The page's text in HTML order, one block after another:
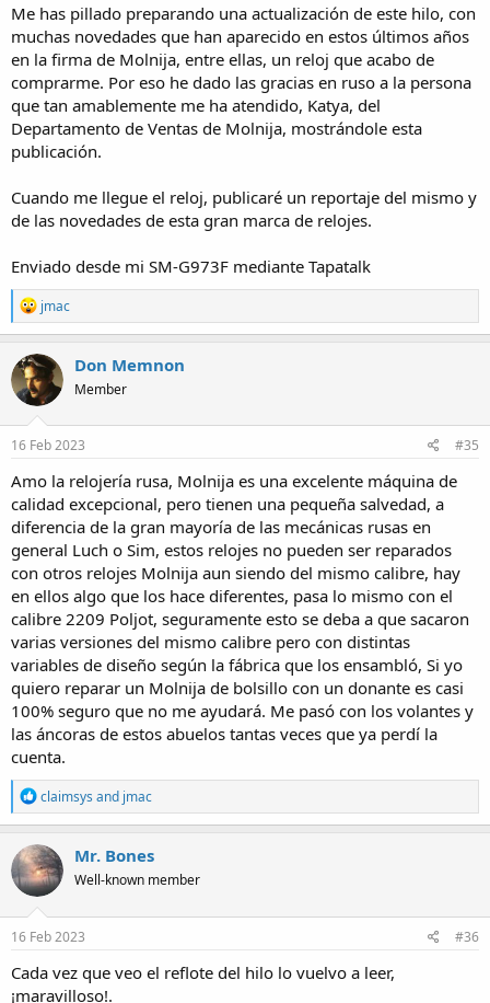
Me has pillado preparando una actualización de este hilo, con
muchas novedades que han aparecido en estos últimos años
en la firma de Molnija, entre ellas, un reloj que acabo de
comprarme. Por eso he dado las gracias en ruso a la persona
que tan amablemente me ha atendido, Katya, del
Departamento de Ventas de Molnija, mostrándole esta
publicación.
Cuando me llegue el reloj, publicaré un reportaje del mismo y
de las novedades de esta gran marca de relojes.
Enviado desde mi SM-G973F mediante Tapatalk
R
e
a
c
t
i
o
n
s
jmac
Don Memnon
Member
16 Feb 2023 #35
Amo la relojería rusa, Molnija es una excelente máquina de
calidad excepcional, pero tienen una pequeña salvedad, a
diferencia de la gran mayoría de las mecánicas rusas en
general Luch o Sim, estos relojes no pueden ser reparados
con otros relojes Molnija aun siendo del mismo calibre, hay
en ellos algo que los hace diferentes, pasa lo mismo con el
calibre 2209 Poljot, seguramente esto se deba a que sacaron
varias versiones del mismo calibre pero con distintas
variables de diseño según la fábrica que los ensambló, Si yo
quiero reparar un Molnija de bolsillo con un donante es casi
100% seguro que no me ayudará. Me pasó con los volantes y
las áncoras de estos abuelos tantas veces que ya perdí la
cuenta.
R
e
a
c
t
i
o
n
s
claimsys and jmac
Mr. Bones
Well-known member
16 Feb 2023 #36
Cada vez que veo el reflote del hilo lo vuelvo a leer,
¡maravilloso!.